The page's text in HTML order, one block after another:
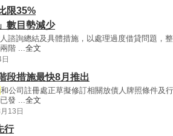
限35%
數目勢減少
諮詢總結及具體措施，以處理過度借貸問題，
階 ...全文
段措施最快8月推出
和公司註冊處正草擬修訂相關放債人牌照條件及
發 ...全文
13日
行